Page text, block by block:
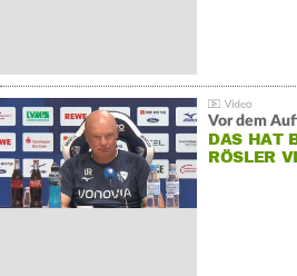
Vor dem
DAS HAT
RÖSLER